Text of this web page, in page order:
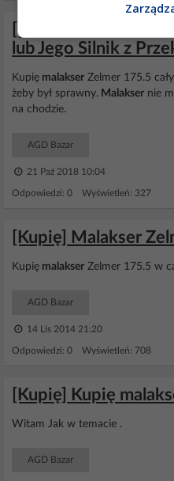
[Kupię] Sprawny
lub Jego Silnik z
Kupię malakser Zelmer 175.5
żeby był sprawny. Malakser nie
na chodzie.
AGD Bazar
21 Paź 2018 10:04
Odpowiedzi: 0 Wyświetleń: 327
[Kupię] Malakser
Kupię malakser Zelmer 175.5 w
AGD Bazar
14 Lis 2014 21:20
Odpowiedzi: 0 Wyświetleń: 708
[Kupię] Kupię
Witam Jak w temacie .
AGD Bazar